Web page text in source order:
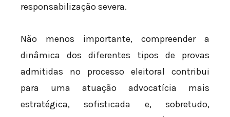
responsabilização severa.
Não menos importante, compreender a
dinâmica dos diferentes tipos de provas
admitidas no processo eleitoral contribui
para uma atuação advocatícia mais
estratégica, sofisticada e, sobretudo,